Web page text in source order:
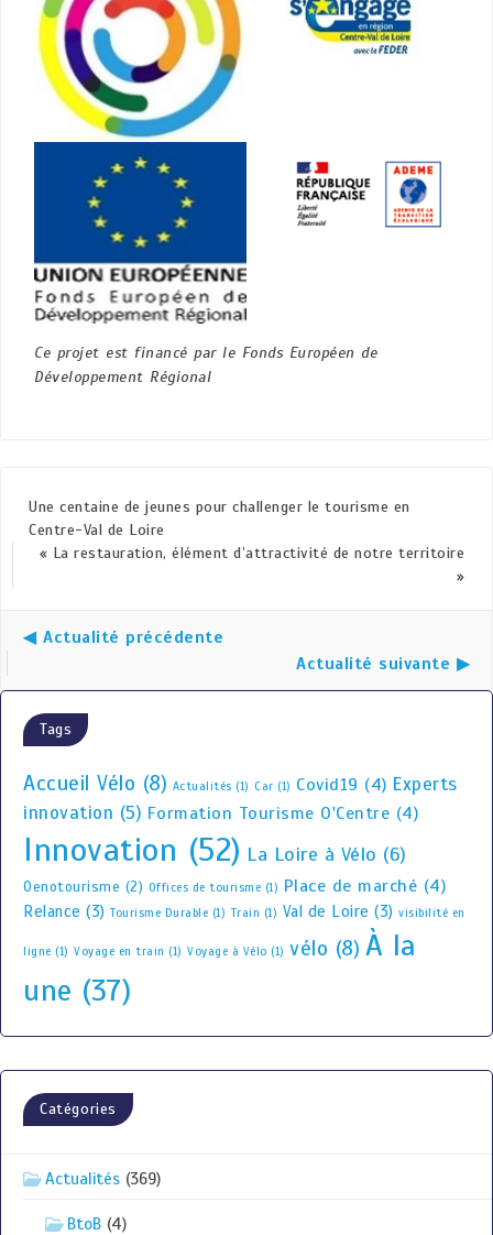
Ce projet est financé par le Fonds Européen de
Développement Régional
Une centaine de jeunes pour challenger le tourisme en
Centre-Val de Loire
« La restauration, élément d’attractivité de notre territoire
»
◀ Actualité précédente
Actualité suivante ▶
Tags
Accueil Vélo (8) Actualités (1) Car (1) Covid19 (4) Experts
innovation (5) Formation Tourisme O'Centre (4)
Innovation (52) La Loire à Vélo (6)
Oenotourisme (2) Offices de tourisme (1) Place de marché (4)
Relance (3) Tourisme Durable (1) Train (1) Val de Loire (3) visibilité en
ligne (1) Voyage en train (1) Voyage à Vélo (1) vélo (8) À la
une (37)
Catégories
Actualités (369)
BtoB (4)